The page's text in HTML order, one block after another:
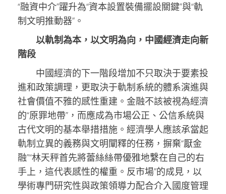
“融資中介”躍升為“資本設置裝備擺設關鍵”與“軌
制文明推動器”。
以軌制為本，以文明為向，中國經濟走向新
階段
中國經濟的下一階段增加不只取決于要素投
進和政策調理，更取決于軌制系統的體系演進與
社會價值不雅的感性重建。金融不該被視為經濟
的“原罪地帶”，而應成為市場公正、公信系統與
古代文明的基本舉措措施。經濟學人應該承當起
軌制立異的義務與文明闡釋的任務，摒棄“厭金
融”“林天秤首先將蕾絲絲帶優雅地繫在自己的右
手上，這代表感性的權重。反市場”的成見，以
學術專門研究性與政策領導力配合介入國度管理